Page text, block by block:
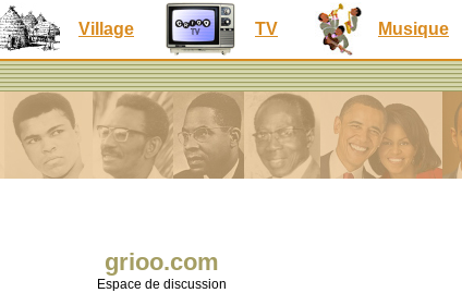
Village TV Musique
grioo.com
Espace de discussion